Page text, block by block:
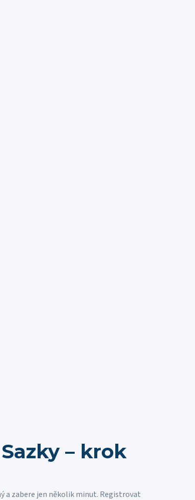
– krok
a zabere jen několik minut. Registrovat